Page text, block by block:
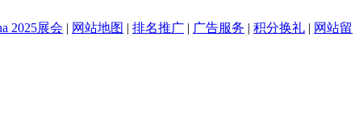
2025展会 网站地图 排名推广 广告服务 积分换礼
网站留